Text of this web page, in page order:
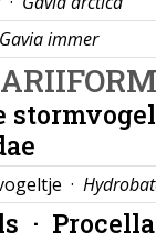
Gavia immer
·
·